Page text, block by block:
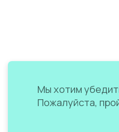
Мы хотим
Пожалуйста,